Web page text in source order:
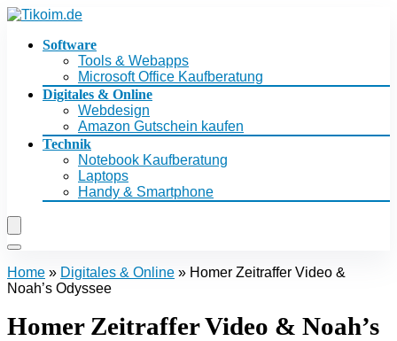
Software
Tools & Webapps
Microsoft Office Kaufberatung
Digitales & Online
Webdesign
Amazon Gutschein kaufen
Technik
Notebook Kaufberatung
Laptops
Handy & Smartphone
Home » Digitales & Online » Homer Zeitraffer Video &
Noah’s Odyssee
Homer Zeitraffer Video & Noah’s